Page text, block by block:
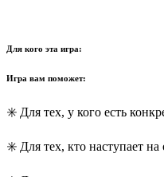
Для кого эта игра:
Игра вам поможет:
✳️ Для тех, у кого есть
✳️ Для тех, кто наступает